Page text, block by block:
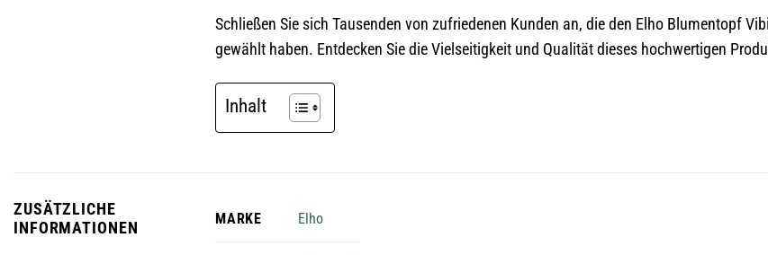
Schließen Sie sich Tausenden von zufriedenen Kunden an, die den Elho Blumentopf
gewählt haben. Entdecken Sie die Vielseitigkeit und Qualität dieses hochwertigen
Inhalt
ZUSÄTZLICHE
INFORMATIONEN
MARKE Elho